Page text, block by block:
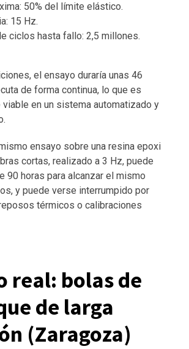
50% del límite elástico.
15 Hz.
ciclos hasta fallo: 2,5 millones.
el ensayo duraría unas 46
de forma continua, lo que es
en un sistema automatizado y
ensayo sobre una resina epoxi
cortas, realizado a 3 Hz, puede
90 horas para alcanzar el mismo
y puede verse interrumpido por
térmicos o calibraciones
real: bolas de
de larga
(Zaragoza)